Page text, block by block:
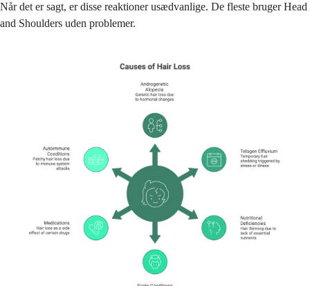
Når det er sagt, er disse reaktioner usædvanlige. De fleste bruger Head
and Shoulders uden problemer.